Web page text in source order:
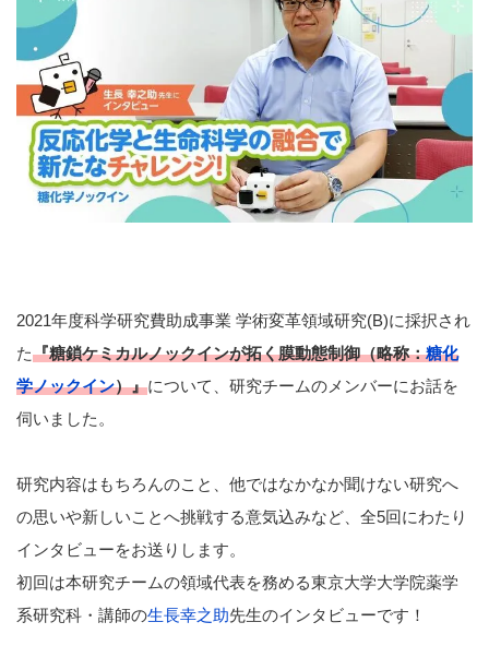
2021年度科学研究費助成事業 学術変革領域研究(B)に採択され
た『糖鎖ケミカルノックインが拓く膜動態制御（略称：糖化
学ノックイン）』について、研究チームのメンバーにお話を
伺いました。
研究内容はもちろんのこと、他ではなかなか聞けない研究へ
の思いや新しいことへ挑戦する意気込みなど、全5回にわたり
インタビューをお送りします。
初回は本研究チームの領域代表を務める東京大学大学院薬学
系研究科・講師の生長幸之助先生のインタビューです！